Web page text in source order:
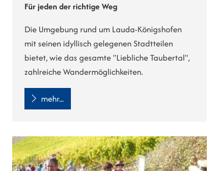
Für jeden der richtige Weg
Die Umgebung rund um Lauda-Königshofen
mit seinen idyllisch gelegenen Stadtteilen
bietet, wie das gesamte "Liebliche Taubertal",
zahlreiche Wandermöglichkeiten.
mehr...